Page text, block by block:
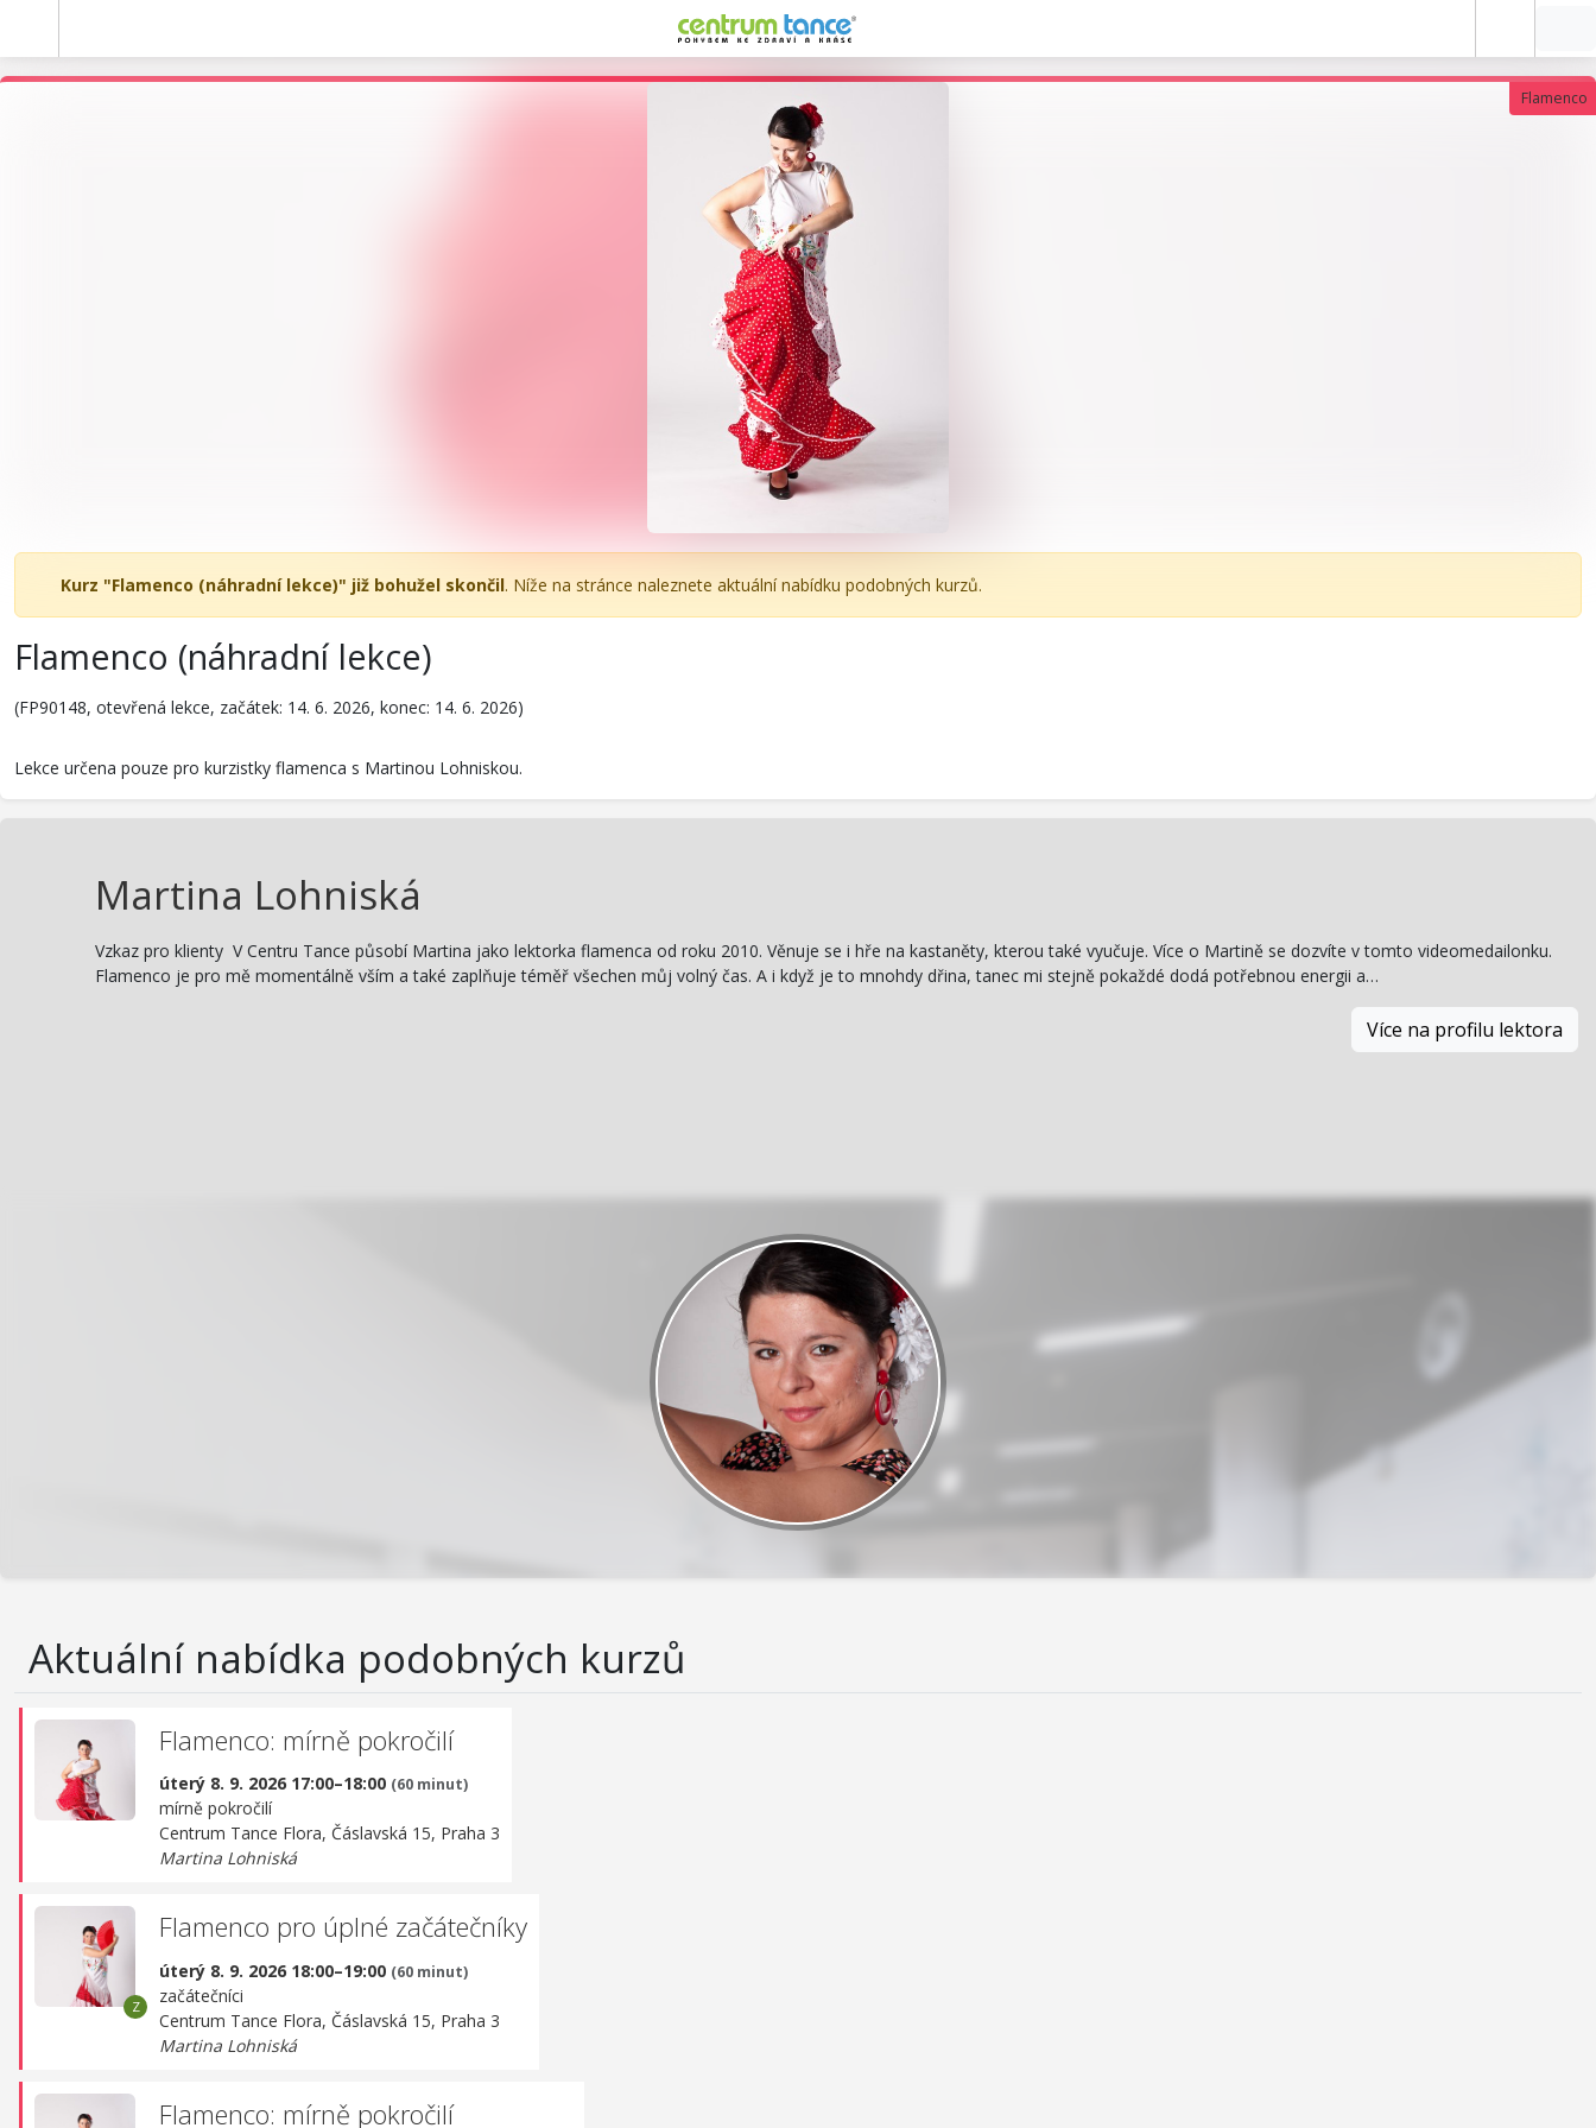
Flamenco
Kurz "Flamenco (náhradní lekce)" již bohužel skončil. Níže na stránce naleznete aktuální nabídku podobných kurzů.
Flamenco (náhradní lekce)
(FP90148, otevřená lekce, začátek: 14. 6. 2026, konec: 14. 6. 2026)
Lekce určena pouze pro kurzistky flamenca s Martinou Lohniskou.
Martina Lohniská
Vzkaz pro klienty V Centru Tance působí Martina jako lektorka flamenca od roku 2010. Věnuje se i hře na kastaněty, kterou také vyučuje. Více o Martině se dozvíte v tomto videomedailonku.
Flamenco je pro mě momentálně vším a také zaplňuje téměř všechen můj volný čas. A i když je to mnohdy dřina, tanec mi stejně pokaždé dodá potřebnou energii a…
Více na profilu lektora
Aktuální nabídka podobných kurzů
Flamenco: mírně pokročilí
úterý 8. 9. 2026 17:00–18:00 (60 minut)
mírně pokročilí
Centrum Tance Flora, Čáslavská 15, Praha 3
Martina Lohniská
Flamenco pro úplné začátečníky
úterý 8. 9. 2026 18:00–19:00 (60 minut)
začátečníci
Centrum Tance Flora, Čáslavská 15, Praha 3
Martina Lohniská
Flamenco: mírně pokročilí